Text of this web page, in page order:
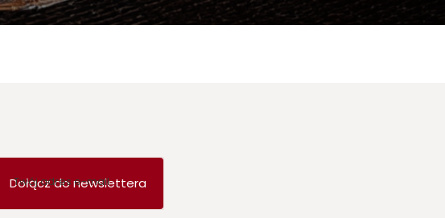
Twój adres e-mail
Dołącz do newslettera